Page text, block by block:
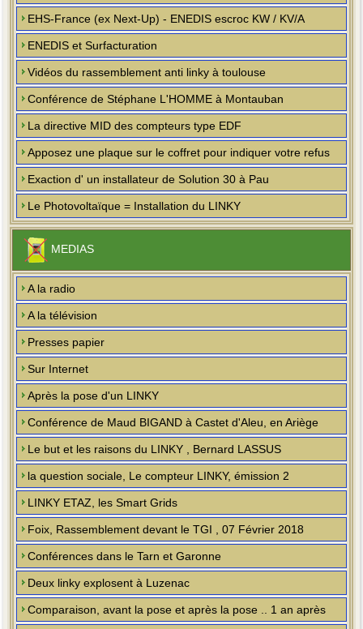
EHS-France (ex Next-Up) - ENEDIS escroc KW / KV/A
ENEDIS et Surfacturation
Vidéos du rassemblement anti linky à toulouse
Conférence de Stéphane L'HOMME à Montauban
La directive MID des compteurs type EDF
Apposez une plaque sur le coffret pour indiquer votre refus
Exaction d' un installateur de Solution 30 à Pau
Le Photovoltaïque = Installation du LINKY
MEDIAS
A la radio
A la télévision
Presses papier
Sur Internet
Après la pose d'un LINKY
Conférence de Maud BIGAND à Castet d'Aleu, en Ariège
Le but et les raisons du LINKY , Bernard LASSUS
la question sociale, Le compteur LINKY, émission 2
LINKY ETAZ, les Smart Grids
Foix, Rassemblement devant le TGI , 07 Février 2018
Conférences dans le Tarn et Garonne
Deux linky explosent à Luzenac
Comparaison, avant la pose et après la pose .. 1 an après